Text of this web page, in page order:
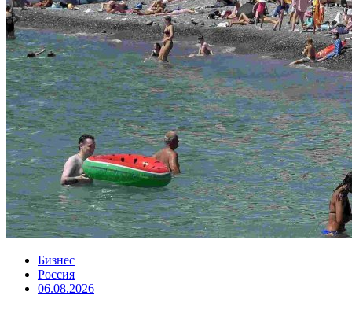
Бизнес
Россия
06.08.2026